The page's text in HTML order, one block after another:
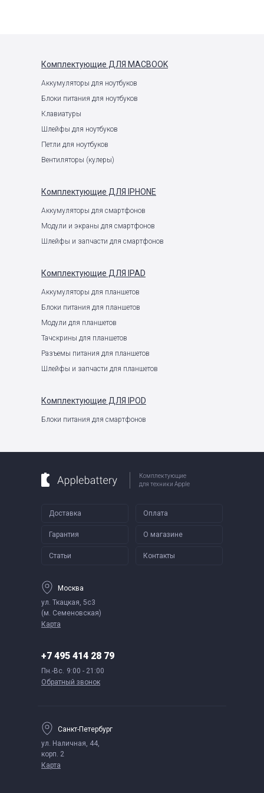
Комплектующие ДЛЯ MACBOOK
Аккумуляторы для ноутбуков
Блоки питания для ноутбуков
Клавиатуры
Шлейфы для ноутбуков
Петли для ноутбуков
Вентиляторы (кулеры)
Комплектующие ДЛЯ IPHONE
Аккумуляторы для смартфонов
Модули и экраны для смартфонов
Шлейфы и запчасти для смартфонов
Комплектующие ДЛЯ IPAD
Аккумуляторы для планшетов
Блоки питания для планшетов
Модули для планшетов
Тачскрины для планшетов
Разъемы питания для планшетов
Шлейфы и запчасти для планшетов
Комплектующие ДЛЯ IPOD
Блоки питания для смартфонов
Комплектующие
для техники Apple
Доставка Оплата
Гарантия О магазине
Статьи Контакты
Москва
ул. Ткацкая, 5с3
(м. Семеновская)
Карта
+7 495 414 28 79
Пн.-Вс. 9:00 - 21:00
Обратный звонок
Санкт-Петербург
ул. Наличная, 44,
корп. 2
Карта